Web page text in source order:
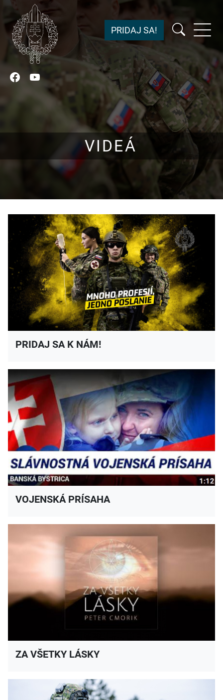
Facebook
YouTube
PRIDAJ SA!
VIDEÁ
PRIDAJ SA K NÁM!
VOJENSKÁ PRÍSAHA
ZA VŠETKY LÁSKY